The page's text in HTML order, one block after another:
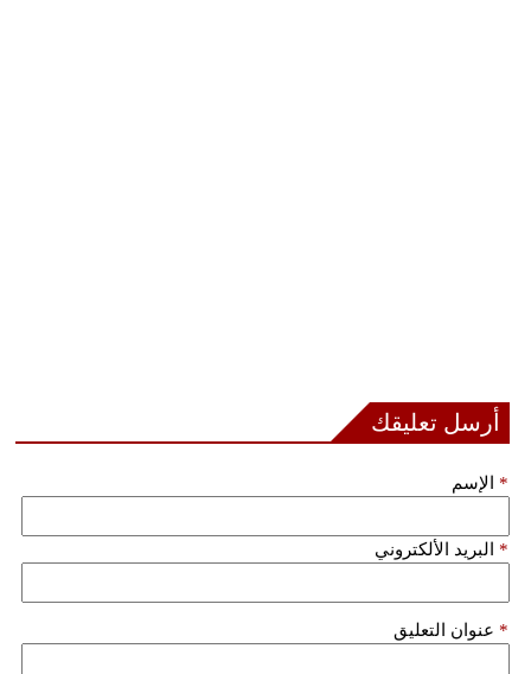
أرسل تعليقك
الإسم *
البريد الألكتروني *
عنوان التعليق *